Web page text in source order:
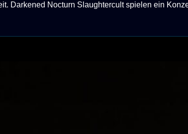
Darkened Nocturn Slaughtercult spielen ein